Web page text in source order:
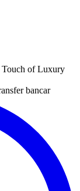
Touch of Luxury
bancar